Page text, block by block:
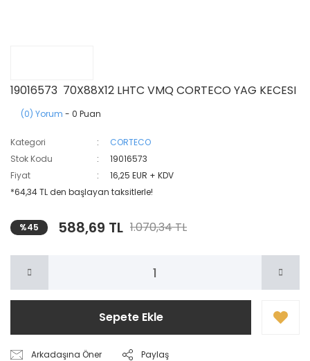
19016573 70X88X12 LHTC VMQ CORTECO YAG KECESI
(0) Yorum - 0 Puan
Kategori
CORTECO
Stok Kodu
19016573
Fiyat
16,25 EUR + KDV
*64,34 TL den başlayan taksitlerle!
%45 588,69 TL 1.070,34 TL
Sepete Ekle
Arkadaşına Öner Paylaş